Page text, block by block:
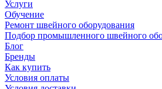
Услуги
Обучение
Ремонт швейного оборудования
Подбор промышленного швейного
Блог
Бренды
Как купить
Условия оплаты